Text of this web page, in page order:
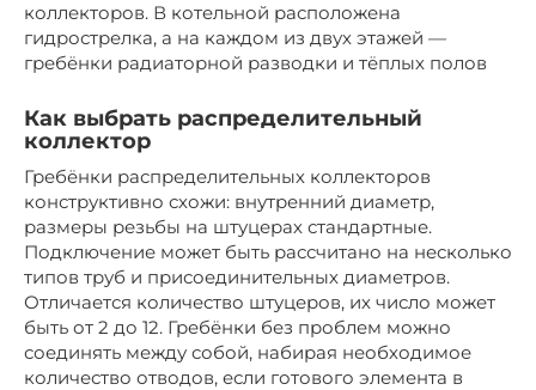
коллекторов. В котельной расположена
гидрострелка, а на каждом из двух этажей —
гребёнки радиаторной разводки и тёплых полов
Как выбрать распределительный
коллектор
Гребёнки распределительных коллекторов
конструктивно схожи: внутренний диаметр,
размеры резьбы на штуцерах стандартные.
Подключение может быть рассчитано на несколько
типов труб и присоединительных диаметров.
Отличается количество штуцеров, их число может
быть от 2 до 12. Гребёнки без проблем можно
соединять между собой, набирая необходимое
количество отводов, если готового элемента в